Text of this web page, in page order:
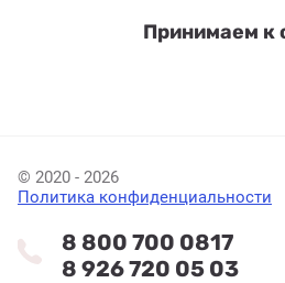
Принимаем к
© 2020 - 2026
Политика конфиденциальности
8 800 700 0817
8 926 720 05 03